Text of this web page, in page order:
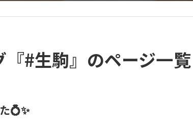
『#生駒』のページ一覧
💍✨